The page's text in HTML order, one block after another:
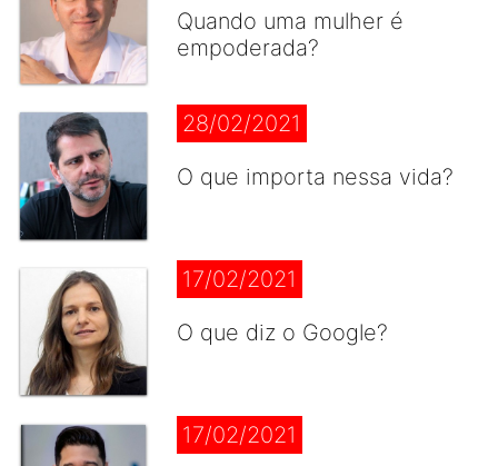
Quando uma mulher é
empoderada?
28/02/2021
O que importa nessa vida?
17/02/2021
O que diz o Google?
17/02/2021